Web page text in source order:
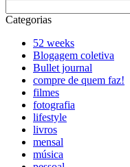
por:
Categorias
52 weeks
Blogagem coletiva
Bullet journal
compre de quem faz!
filmes
fotografia
lifestyle
livros
mensal
música